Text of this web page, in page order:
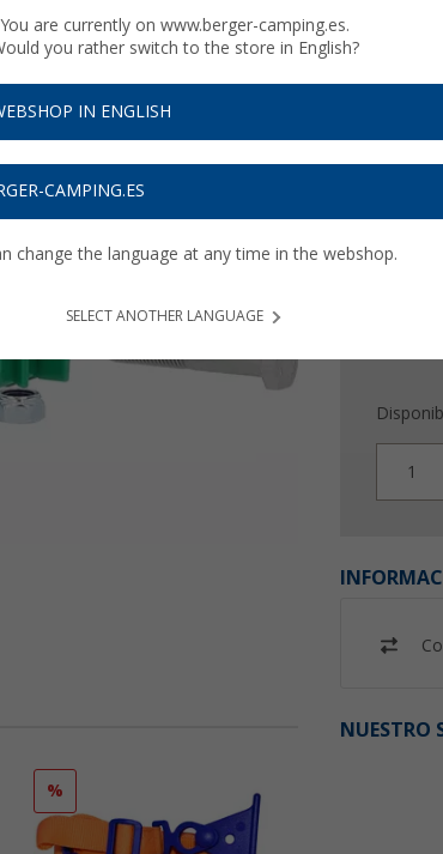
1
NUESTRO
%
You are currently on www.berger-camping.es.
you rather switch to the store in English?
IN ENGLISH
CAMPING.ES
change the language at any time in the webshop.
SELECT ANOTHER LANGUAGE